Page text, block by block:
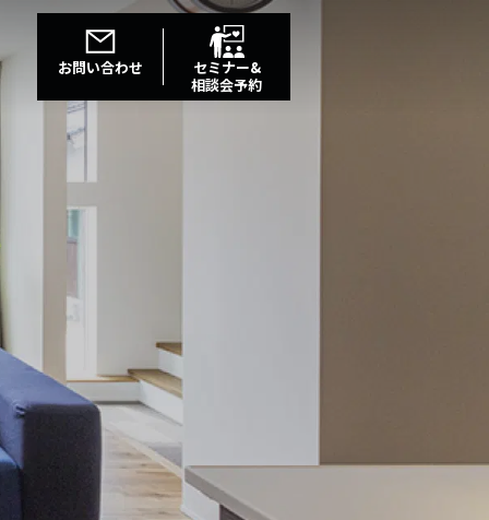
お問い合わせ
セミナー&
相談会予約